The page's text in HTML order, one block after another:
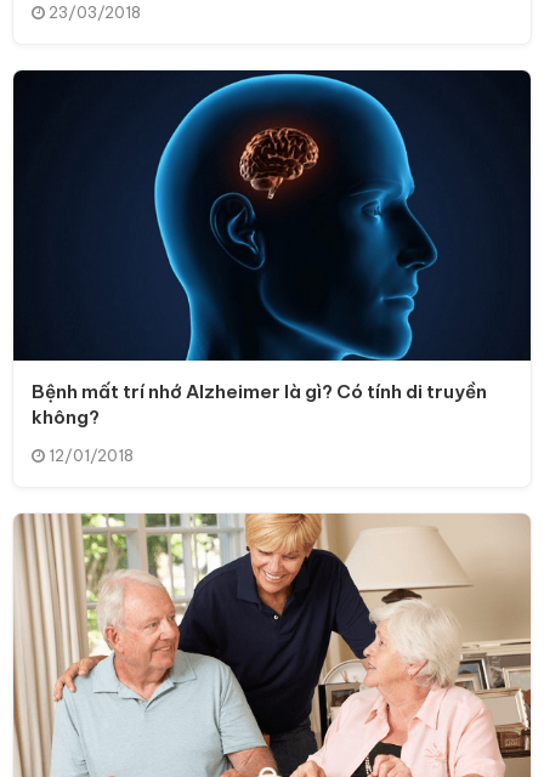
23/03/2018
Bệnh mất trí nhớ Alzheimer là gì? Có tính di truyền
không?
12/01/2018